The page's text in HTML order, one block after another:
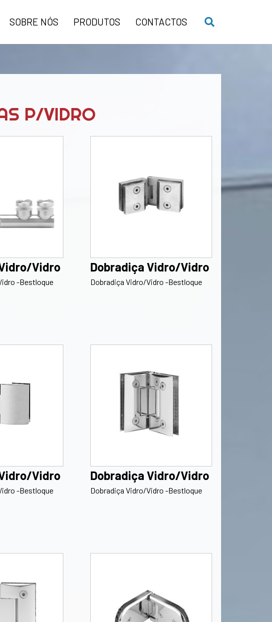
SOBRE NÓS PRODUTOS CONTACTOS
P/VIDRO
Vidro
-Bestloque
Dobradiça Vidro/Vidro
Dobradiça Vidro/Vidro -Bestloque
Vidro
-Bestloque
Dobradiça Vidro/Vidro
Dobradiça Vidro/Vidro -Bestloque